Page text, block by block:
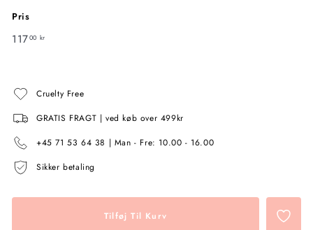
Pris
Normal
11700 kr
Cruelty Free
GRATIS FRAGT | ved køb over 499kr
+45 71 53 64 38 | Man - Fre: 10.00 - 16.00
Sikker betaling
Tilføj Til Kurv